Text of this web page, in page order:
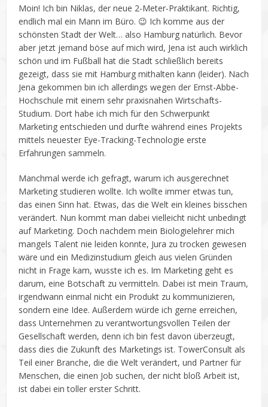
Moin! Ich bin Niklas, der neue 2-Meter-Praktikant. Richtig,
endlich mal ein Mann im Büro. 😉 Ich komme aus der
schönsten Stadt der Welt… also Hamburg natürlich. Bevor
aber jetzt jemand böse auf mich wird, Jena ist auch wirklich
schön und im Fußball hat die Stadt schließlich bereits
gezeigt, dass sie mit Hamburg mithalten kann (leider). Nach
Jena gekommen bin ich allerdings wegen der Ernst-Abbe-
Hochschule mit einem sehr praxisnahen Wirtschafts-
Studium. Dort habe ich mich für den Schwerpunkt
Marketing entschieden und durfte während eines Projekts
mittels neuester Eye-Tracking-Technologie erste
Erfahrungen sammeln.
Manchmal werde ich gefragt, warum ich ausgerechnet
Marketing studieren wollte. Ich wollte immer etwas tun,
das einen Sinn hat. Etwas, das die Welt ein kleines bisschen
verändert. Nun kommt man dabei vielleicht nicht unbedingt
auf Marketing. Doch nachdem mein Biologielehrer mich
mangels Talent nie leiden konnte, Jura zu trocken gewesen
wäre und ein Medizinstudium gleich aus vielen Gründen
nicht in Frage kam, wusste ich es. Im Marketing geht es
darum, eine Botschaft zu vermitteln. Dabei ist mein Traum,
irgendwann einmal nicht ein Produkt zu kommunizieren,
sondern eine Idee. Außerdem würde ich gerne erreichen,
dass Unternehmen zu verantwortungsvollen Teilen der
Gesellschaft werden, denn ich bin fest davon überzeugt,
dass dies die Zukunft des Marketings ist. TowerConsult als
Teil einer Branche, die die Welt verändert, und Partner für
Menschen, die einen Job suchen, der nicht bloß Arbeit ist,
ist dabei ein toller erster Schritt.